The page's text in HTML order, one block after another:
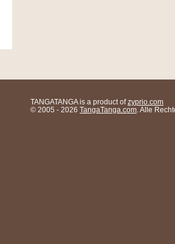
TANGATANGA is a product ofzyprio.com
© 2005 - 2026 TangaTanga.com . Alle